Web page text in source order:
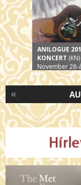
ANILOGUE
KONCERT (KN)
November 28-
«